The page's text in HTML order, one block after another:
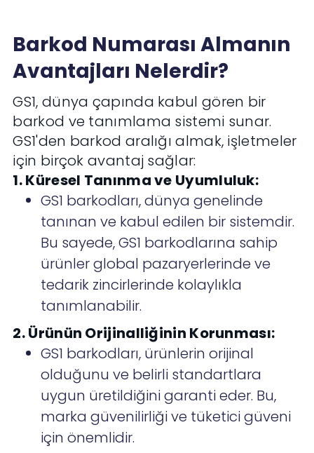
Barkod Numarası Almanın
Avantajları Nelerdir?
GS1, dünya çapında kabul gören bir
barkod ve tanımlama sistemi sunar.
GS1'den barkod aralığı almak, işletmeler
için birçok avantaj sağlar:
1. Küresel Tanınma ve Uyumluluk:
GS1 barkodları, dünya genelinde
tanınan ve kabul edilen bir sistemdir.
Bu sayede, GS1 barkodlarına sahip
ürünler global pazaryerlerinde ve
tedarik zincirlerinde kolaylıkla
tanımlanabilir.
2. Ürünün Orijinalliğinin Korunması:
GS1 barkodları, ürünlerin orijinal
olduğunu ve belirli standartlara
uygun üretildiğini garanti eder. Bu,
marka güvenilirliği ve tüketici güveni
için önemlidir.